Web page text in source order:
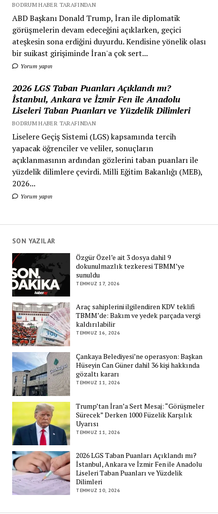
BODRUM HABER TARAFINDAN
ABD Başkanı Donald Trump, İran ile diplomatik
görüşmelerin devam edeceğini açıklarken, geçici
ateşkesin sona erdiğini duyurdu. Kendisine yönelik olası
bir suikast girişiminde İran'a çok sert...
Yorum yapın
2026 LGS Taban Puanları Açıklandı mı?
İstanbul, Ankara ve İzmir Fen ile Anadolu
Liseleri Taban Puanları ve Yüzdelik Dilimleri
BODRUM HABER TARAFINDAN
Liselere Geçiş Sistemi (LGS) kapsamında tercih
yapacak öğrenciler ve veliler, sonuçların
açıklanmasının ardından gözlerini taban puanları ile
yüzdelik dilimlere çevirdi. Milli Eğitim Bakanlığı (MEB),
2026...
Yorum yapın
SON YAZILAR
Özgür Özel’e ait 3 dosya dahil 9
dokunulmazlık tezkeresi TBMM’ye
sunuldu
TEMMUZ 17, 2026
Araç sahiplerini ilgilendiren KDV teklifi
TBMM’de: Bakım ve yedek parçada vergi
kaldırılabilir
TEMMUZ 16, 2026
Çankaya Belediyesi’ne operasyon: Başkan
Hüseyin Can Güner dahil 36 kişi hakkında
gözaltı kararı
TEMMUZ 11, 2026
Trump’tan İran’a Sert Mesaj: “Görüşmeler
Sürecek” Derken 1000 Füzelik Karşılık
Uyarısı
TEMMUZ 11, 2026
2026 LGS Taban Puanları Açıklandı mı?
İstanbul, Ankara ve İzmir Fen ile Anadolu
Liseleri Taban Puanları ve Yüzdelik
Dilimleri
TEMMUZ 10, 2026